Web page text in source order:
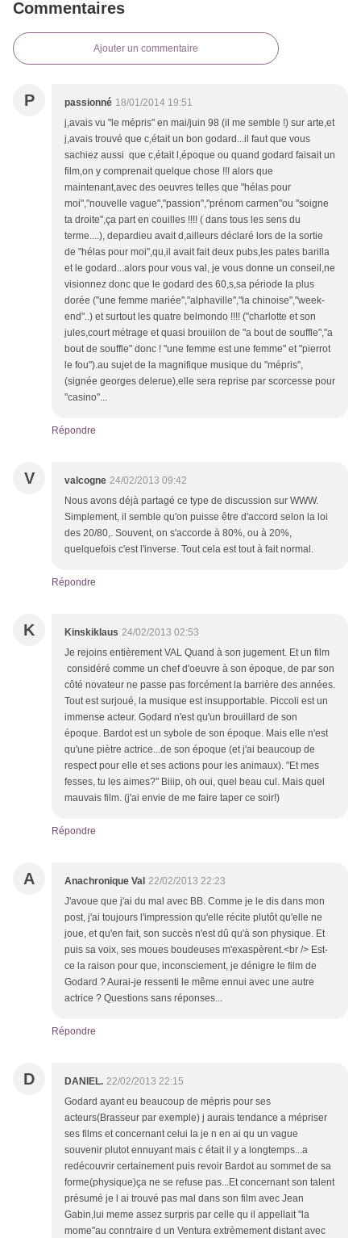
Commentaires
Ajouter un commentaire
P passionné 18/01/2014 19:51
j,avais vu "le mépris" en mai/juin 98 (il me semble !) sur arte,et
j,avais trouvé que c,était un bon godard...il faut que vous
sachiez aussi que c,était l,époque ou quand godard faisait un
film,on y comprenait quelque chose !!! alors que
maintenant,avec des oeuvres telles que "hélas pour
moi","nouvelle vague","passion","prénom carmen"ou "soigne
ta droite",ça part en couilles !!!! ( dans tous les sens du
terme....), depardieu avait d,ailleurs déclaré lors de la sortie
de "hélas pour moi",qu,il avait fait deux pubs,les pates barilla
et le godard...alors pour vous val, je vous donne un conseil,ne
visionnez donc que le godard des 60,s,sa période la plus
dorée ("une femme mariée","alphaville","la chinoise","week-
end"..) et surtout les quatre belmondo !!!! ("charlotte et son
jules,court métrage et quasi brouiilon de "a bout de souffle","a
bout de souffle" donc ! "une femme est une femme" et "pierrot
le fou").au sujet de la magnifique musique du "mépris",
(signée georges delerue),elle sera reprise par scorcesse pour
"casino"...
Répondre
V valcogne 24/02/2013 09:42
Nous avons déjà partagé ce type de discussion sur WWW.
Simplement, il semble qu'on puisse être d'accord selon la loi
des 20/80,. Souvent, on s'accorde à 80%, ou à 20%,
quelquefois c'est l'inverse. Tout cela est tout à fait normal.
Répondre
K Kinskiklaus 24/02/2013 02:53
Je rejoins entièrement VAL Quand à son jugement. Et un film
considéré comme un chef d'oeuvre à son époque, de par son
côté novateur ne passe pas forcément la barrière des années.
Tout est surjoué, la musique est insupportable. Piccoli est un
immense acteur. Godard n'est qu'un brouillard de son
époque. Bardot est un sybole de son époque. Mais elle n'est
qu'une piètre actrice...de son époque (et j'ai beaucoup de
respect pour elle et ses actions pour les animaux). "Et mes
fesses, tu les aimes?" Biiip, oh oui, quel beau cul. Mais quel
mauvais film. (j'ai envie de me faire taper ce soir!)
Répondre
A Anachronique Val 22/02/2013 22:23
J'avoue que j'ai du mal avec BB. Comme je le dis dans mon
post, j'ai toujours l'impression qu'elle récite plutôt qu'elle ne
joue, et qu'en fait, son succès n'est dû qu'à son physique. Et
puis sa voix, ses moues boudeuses m'exaspèrent.<br /> Est-
ce la raison pour que, inconsciement, je dénigre le film de
Godard ? Aurai-je ressenti le même ennui avec une autre
actrice ? Questions sans réponses...
Répondre
D DANIEL. 22/02/2013 22:15
Godard ayant eu beaucoup de mépris pour ses
acteurs(Brasseur par exemple) j aurais tendance a mépriser
ses films et concernant celui la je n en ai qu un vague
souvenir plutot ennuyant mais c était il y a longtemps...a
redécouvrir certainement puis revoir Bardot au sommet de sa
forme(physique)ça ne se refuse pas...Et concernant son talent
présumé je l ai trouvé pas mal dans son film avec Jean
Gabin,lui meme assez surpris par celle qu il appellait "la
mome"au conntraire d un Ventura extrèmement distant avec